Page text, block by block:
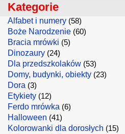
Kategorie
Alfabet i numery (58)
Boże Narodzenie (60)
Bracia mrówki (5)
Dinozaury (24)
Dla przedszkolaków (53)
Domy, budynki, obiekty (23)
Dora (3)
Etykiety (12)
Ferdo mrówka (6)
Halloween (41)
Kolorowanki dla dorosłych (15)